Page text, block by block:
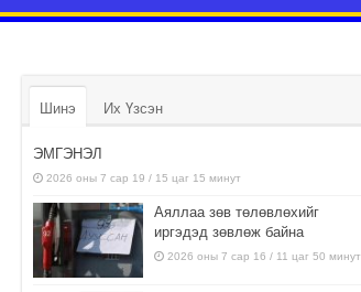
Шинэ Их Үзсэн
ЭМГЭНЭЛ
2026 оны 7 сар 19 / 15 цаг 15 минут
Аяллаа зөв төлөвлөхийг
иргэдэд зөвлөж байна
2026 оны 7 сар 16 / 11 цаг 50 минут